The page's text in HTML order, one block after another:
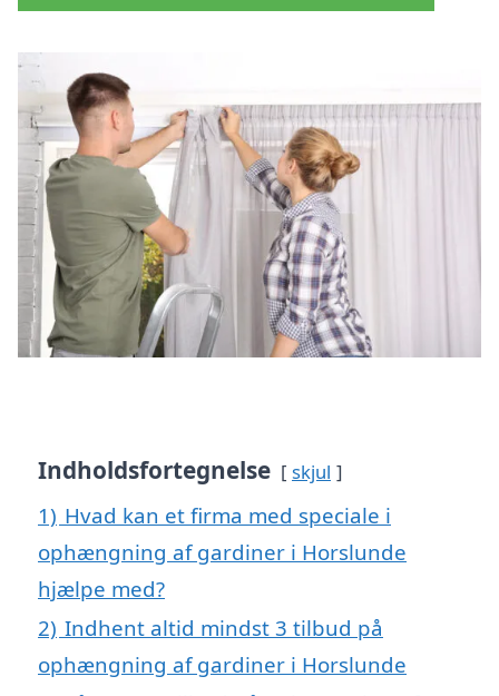
Indholdsfortegnelse skjul
1) Hvad kan et firma med speciale i
ophængning af gardiner i Horslunde
hjælpe med?
2) Indhent altid mindst 3 tilbud på
ophængning af gardiner i Horslunde